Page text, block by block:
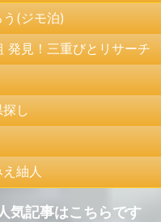
(ジモ泊)
発見！三重びとリサーチ
し
紬人
人気記事はこちらです